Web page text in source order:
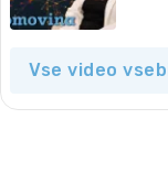
Vse video